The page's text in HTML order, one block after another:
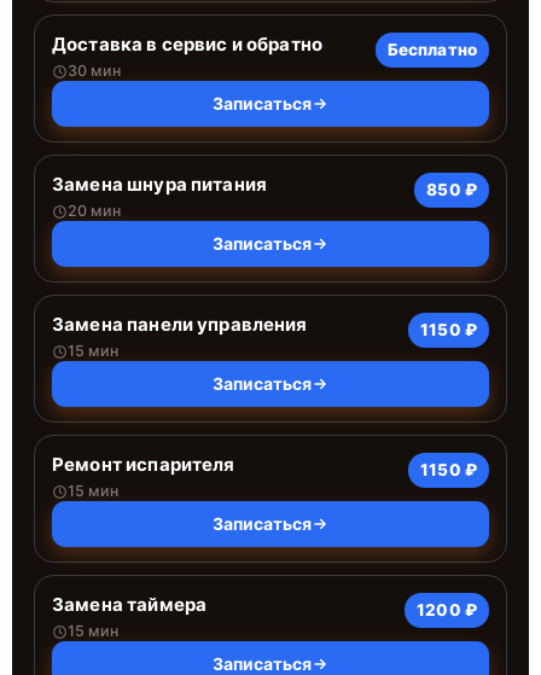
Доставка в сервис и обратно
30 мин
Бесплатно
Записаться
Замена шнура питания
20 мин
850 ₽
Записаться
Замена панели управления
15 мин
1150 ₽
Записаться
Ремонт испарителя
15 мин
1150 ₽
Записаться
Замена таймера
15 мин
1200 ₽
Записаться